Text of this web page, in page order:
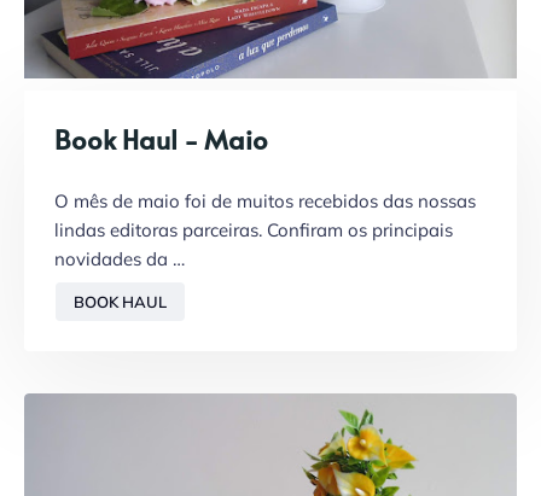
Book Haul - Maio
O mês de maio foi de muitos recebidos das nossas
lindas editoras parceiras. Confiram os principais
novidades da …
BOOK HAUL